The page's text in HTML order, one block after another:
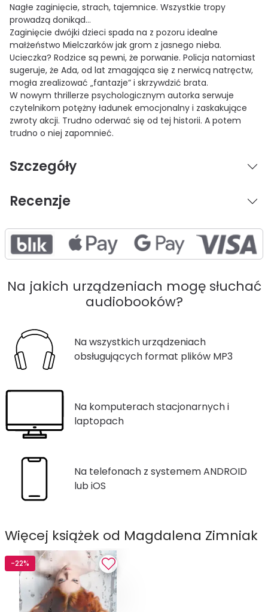
Nagłe zaginięcie, strach, tajemnice. Wszystkie tropy
prowadzą donikąd…
Zaginięcie dwójki dzieci spada na z pozoru idealne
małżeństwo Mielczarków jak grom z jasnego nieba.
Ucieczka? Rodzice są pewni, że porwanie. Policja natomiast
sugeruje, że Ada, od lat zmagająca się z nerwicą natręctw,
mogła zrealizować „fantazje” i skrzywdzić brata.
W nowym thrillerze psychologicznym autorka serwuje
czytelnikom potężny ładunek emocjonalny i zaskakujące
zwroty akcji. Trudno oderwać się od tej historii. A potem
trudno o niej zapomnieć.
Szczegóły
Recenzje
Na jakich urządzeniach mogę słuchać
audiobooków?
Na wszystkich urządzeniach
obsługujących format plików MP3
Na komputerach stacjonarnych i
laptopach
Na telefonach z systemem ANDROID
lub iOS
Więcej książek od Magdalena Zimniak
-22%